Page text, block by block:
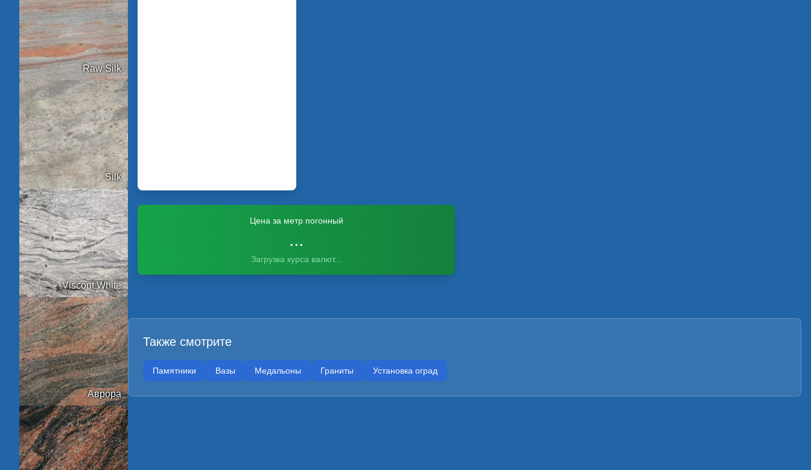
Raw Silk
Silk
Viscont White
Аврора
Цена за метр погонный
...
Загрузка курса валют...
Также смотрите
Памятники Вазы Медальоны Граниты Установка оград